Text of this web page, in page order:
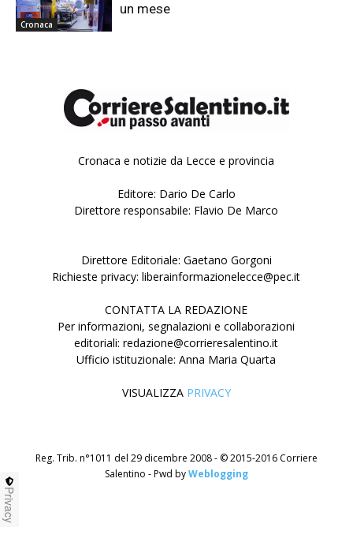
Cronaca
un mese
Cronaca e notizie da Lecce e provincia
Editore: Dario De Carlo
Direttore responsabile: Flavio De Marco
Direttore Editoriale: Gaetano Gorgoni
Richieste privacy: liberainformazionelecce@pec.it
CONTATTA LA REDAZIONE
Per informazioni, segnalazioni e collaborazioni
editoriali: redazione@corrieresalentino.it
Ufficio istituzionale: Anna Maria Quarta
VISUALIZZA PRIVACY
Reg. Trib. n°1011 del 29 dicembre 2008 - © 2015-2016 Corriere
Salentino - Pwd byWeblogging
Privacy